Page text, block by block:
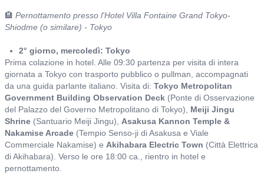
🏨 Pernottamento presso l'Hotel Villa Fontaine Grand Tokyo-
Shiodme (o similare) - Tokyo
2° giorno, mercoledì: Tokyo
Prima colazione in hotel. Alle 09:30 partenza per visita di intera
giornata a Tokyo con trasporto pubblico o pullman, accompagnati
da una guida parlante italiano. Visita di: Tokyo Metropolitan
Government Building Observation Deck (Ponte di Osservazione
del Palazzo del Governo Metropolitano di Tokyo), Meiji Jingu
Shrine (Santuario Meiji Jingu), Asakusa Kannon Temple &
Nakamise Arcade (Tempio Senso-ji di Asakusa e Viale
Commerciale Nakamise) e Akihabara Electric Town (Città Elettrica
di Akihabara). Verso le ore 18:00 ca., rientro in hotel e
pernottamento.